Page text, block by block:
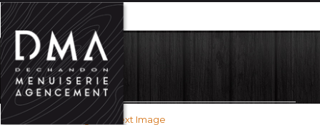
MENU
Previous Image Next Image